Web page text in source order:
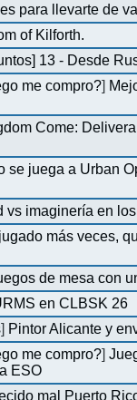
para llevarte de
of Kilforth.
13 - Desde
me compro?]
Come:
se juega a Urban
vs imaginería en
más veces,
de mesa con
en CLBSK 26
] Pintor Alicante y
me compro?]
ESO
mal Puerto